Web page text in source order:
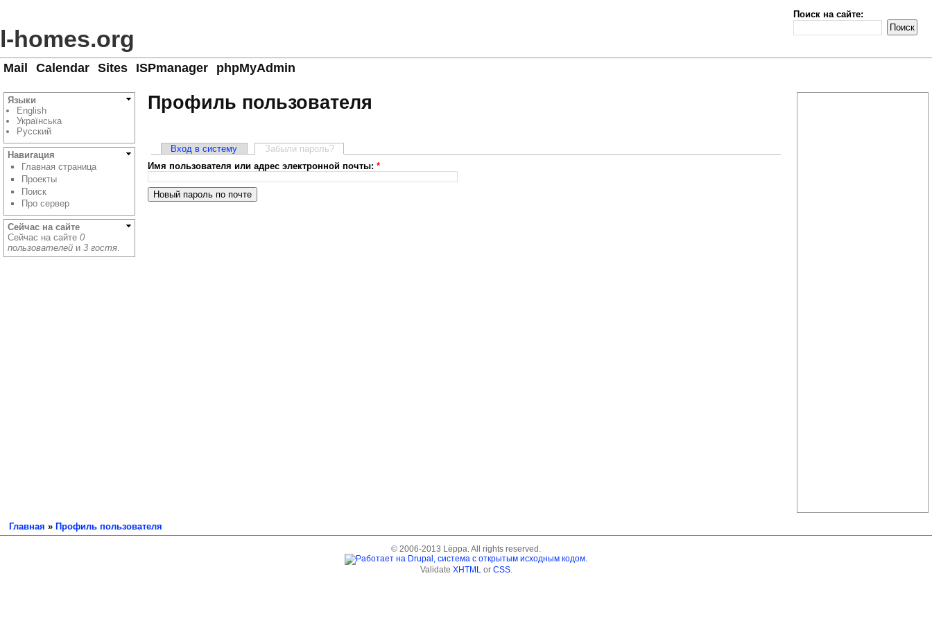
Поиск на сайте:
l-homes.org
Mail Calendar Sites ISPmanager phpMyAdmin
Языки
English
Українська
Русский
Навигация
Главная страница
Проекты
Поиск
Про сервер
Сейчас на сайте
Сейчас на сайте 0
пользователей и 3 гостя
Профиль пользователя
Вход в систему
Забыли пароль?
Имя пользователя или адрес электронной почты:*
Главная » Профиль пользователя
© 2006-2013 Lёppa. All rights reserved.
Validate XHTMLor CSS.